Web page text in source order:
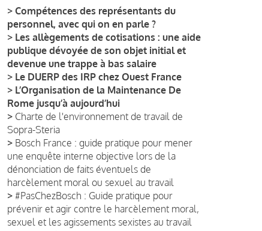
> Compétences des représentants du
personnel, avec qui on en parle ?
> Les allègements de cotisations : une aide
publique dévoyée de son objet initial et
devenue une trappe à bas salaire
> Le DUERP des IRP chez Ouest France
> L’Organisation de la Maintenance De
Rome jusqu’à aujourd’hui
> Charte de l'environnement de travail de
Sopra-Steria
> Bosch France : guide pratique pour mener
une enquête interne objective lors de la
dénonciation de faits éventuels de
harcèlement moral ou sexuel au travail
> #PasChezBosch : Guide pratique pour
prévenir et agir contre le harcèlement moral,
sexuel et les agissements sexistes au travail